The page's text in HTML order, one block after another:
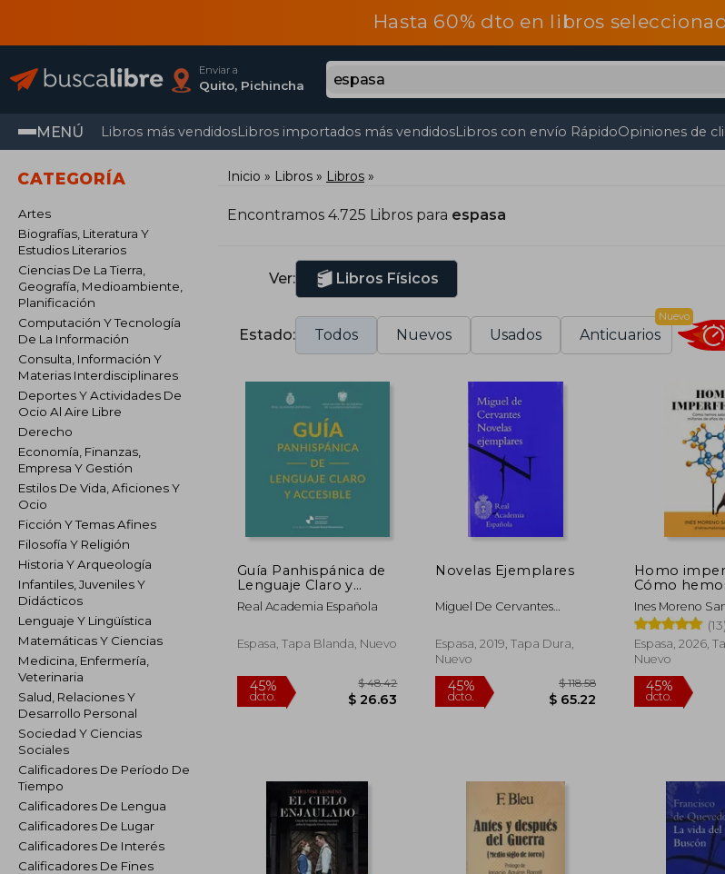
Hasta 60% dto en libros
Enviar a
Quito, Pichincha
MENÚ Libros más vendidosLibros importados más vendidosLibros con envío RápidoOpiniones de
CATEGORÍA
Artes
Biografías, Literatura Y
Estudios Literarios
Ciencias De La Tierra,
Geografía, Medioambiente,
Planificación
Computación Y Tecnología
De La Información
Consulta, Información Y
Materias Interdisciplinares
Deportes Y Actividades De
Ocio Al Aire Libre
Derecho
Economía, Finanzas,
Empresa Y Gestión
Estilos De Vida, Aficiones Y
Ocio
Ficción Y Temas Afines
Filosofía Y Religión
Historia Y Arqueología
Infantiles, Juveniles Y
Didácticos
Lenguaje Y Lingüística
Matemáticas Y Ciencias
Medicina, Enfermería,
Veterinaria
Salud, Relaciones Y
Desarrollo Personal
Sociedad Y Ciencias
Sociales
Calificadores De Período De
Tiempo
Calificadores De Lengua
Calificadores De Lugar
Calificadores De Interés
Calificadores De Fines
Inicio Libros Libros
Encontramos 4.725 Libros para espasa
Ver: Libros Físicos
Estado: Todos Nuevos Usados Anticuarios
Nuevo
Guía Panhispánica de
Lenguaje Claro y
Accesible
Real Academia Española
Espasa, Tapa Blanda, Nuevo
Novelas Ejemplares
Miguel De Cervantes
Espasa, 2019, Tapa Dura,
Nuevo
Homo
Cómo
saboteado
años de
Ines Moreno
(13)
Espasa, 2026,
Nuevo